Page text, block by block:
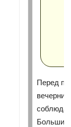
Перед